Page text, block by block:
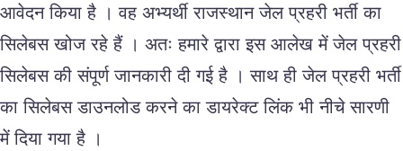
आवेदन किया है । वह अभ्यर्थी राजस्थान जेल प्रहरी भर्ती का
सिलेबस खोज रहे हैं । अतः हमारे द्वारा इस आलेख में जेल प्रहरी
सिलेबस की संपूर्ण जानकारी दी गई है । साथ ही जेल प्रहरी भर्ती
का सिलेबस डाउनलोड करने का डायरेक्ट लिंक भी नीचे सारणी
में दिया गया है ।